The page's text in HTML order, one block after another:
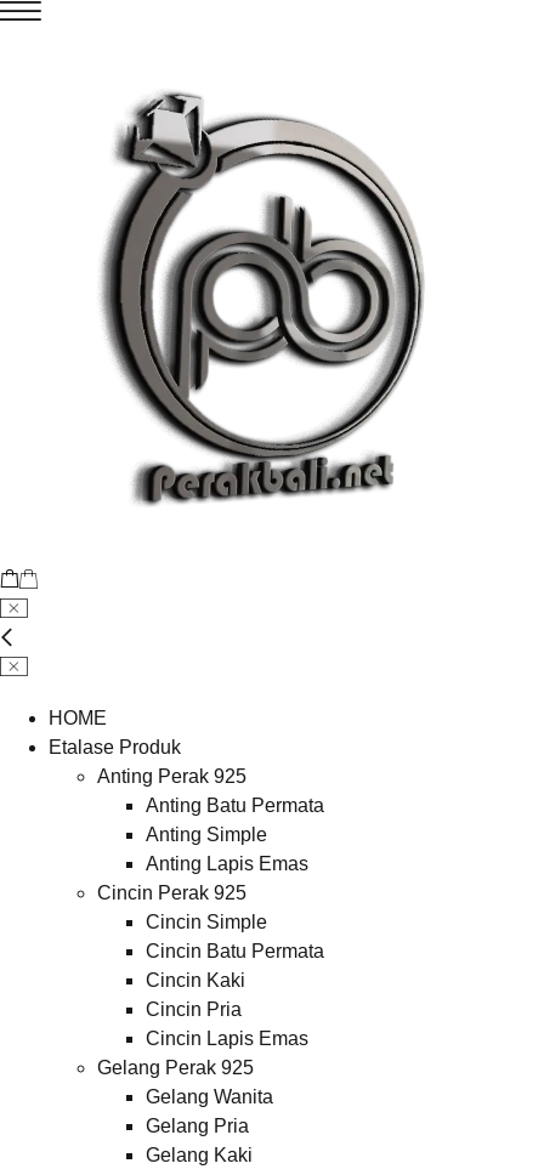
HOME
Etalase Produk
Anting Perak 925
Anting Batu Permata
Anting Simple
Anting Lapis Emas
Cincin Perak 925
Cincin Simple
Cincin Batu Permata
Cincin Kaki
Cincin Pria
Cincin Lapis Emas
Gelang Perak 925
Gelang Wanita
Gelang Pria
Gelang Kaki